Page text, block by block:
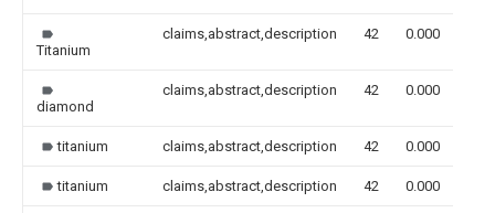
Titanium
claims,abstract,description 42 0.000
diamond
claims,abstract,description 42 0.000
titanium claims,abstract,description 42 0.000
titanium claims,abstract,description 42 0.000